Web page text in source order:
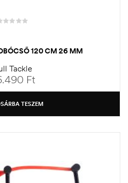
120 CM 26 MM
Tackle
Ft
TESZEM